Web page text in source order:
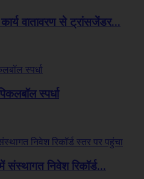
वातावरण से ट्रांसजेंडर...
स्पर्धा
निवेश रिकॉर्ड...